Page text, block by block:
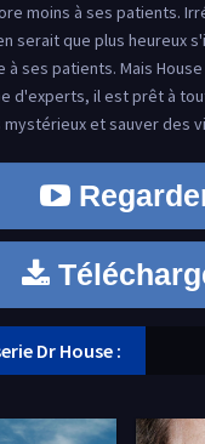
moins à ses patients.
serait que plus heureux
à ses patients. Mais
d'experts, il est prêt à
mystérieux et sauver des
Dr House :